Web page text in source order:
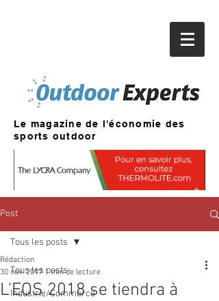
Le magazine de l'économie des
sports outdoor
Post
Tous les posts
Industrie/Commerce
Tous les posts
L'EOS 2018 se tiendra à
Rédaction
30 nov. 2017 1 min de lecture